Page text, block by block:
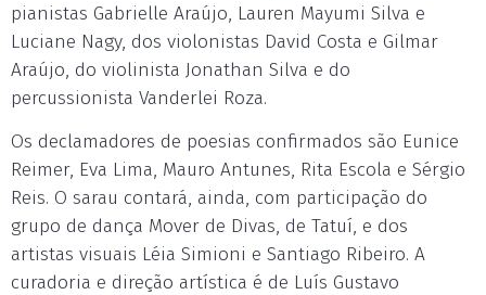
pianistas Gabrielle Araújo, Lauren Mayumi Silva e
Luciane Nagy, dos violonistas David Costa e Gilmar
Araújo, do violinista Jonathan Silva e do
percussionista Vanderlei Roza.
Os declamadores de poesias confirmados são Eunice
Reimer, Eva Lima, Mauro Antunes, Rita Escola e Sérgio
Reis. O sarau contará, ainda, com participação do
grupo de dança Mover de Divas, de Tatuí, e dos
artistas visuais Léia Simioni e Santiago Ribeiro. A
curadoria e direção artística é de Luís Gustavo